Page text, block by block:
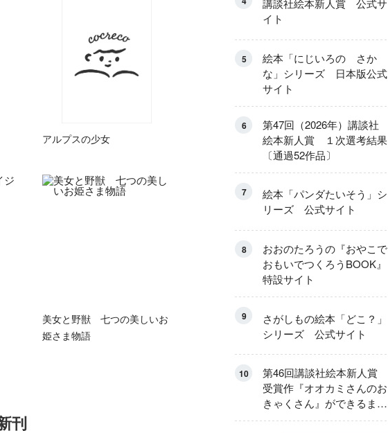
アルプスの少女
美女と野獣 七つの美しいお
姫さま物語
刊
講談社絵本新人賞 公式サ
イト
5
絵本「にじいろの さか
な」シリーズ 日本版公式
サイト
6
第47回（2026年）講談社
絵本新人賞 １次選考結果
〔通過52作品〕
7
絵本「パンダたいそう」シ
リーズ 公式サイト
8
おおのたろうの『おやこで
おもいでつくろうBOOK』
特設サイト
9
さがしもの絵本「どこ？」
シリーズ 公式サイト
10
第46回講談社絵本新人賞
受賞作『オオカミさんのお
きゃくさん』ができるまで
①